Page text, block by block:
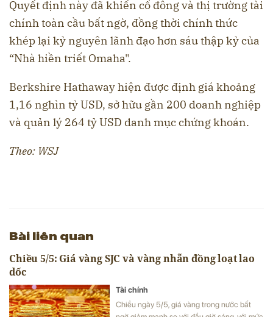
Quyết định này đã khiến cổ đông và thị trường tài
chính toàn cầu bất ngờ, đồng thời chính thức
khép lại kỷ nguyên lãnh đạo hơn sáu thập kỷ của
“Nhà hiền triết Omaha".
Berkshire Hathaway hiện được định giá khoảng
1,16 nghìn tỷ USD, sở hữu gần 200 doanh nghiệp
và quản lý 264 tỷ USD danh mục chứng khoán.
Theo: WSJ
Bài liên quan
Chiều 5/5: Giá vàng SJC và vàng nhẫn đồng loạt lao
dốc
Tài chính
Chiều ngày 5/5, giá vàng trong nước bất